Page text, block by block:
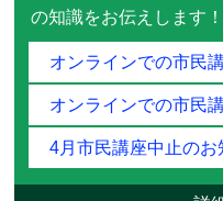
の知識をお伝えします！
オンラインでの市民
オンラインでの市民
4月市民講座中止のお